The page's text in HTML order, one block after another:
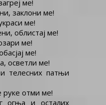
ме!
заклони ме!
ме!
облистај ме!
ме!
ме!
осветли ме!
телесних патњи
руке отми ме!
огња и осталих